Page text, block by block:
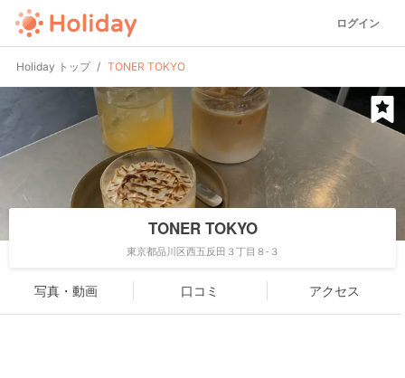
ログイン
Holiday トップ TONER TOKYO
TONER TOKYO
東京都品川区西五反田３丁目８-３
写真・動画 口コミ アクセス